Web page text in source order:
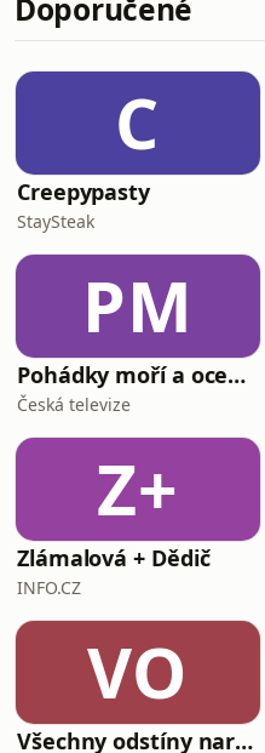
všechno – včetně
nemocného
po muže, který
ve stínu slavnějš
Doporučené
C
Creepypasty
StaySteak
PM
Pohádky moří a oceánů
Česká televize
Z+
Zlámalová + Dědič
INFO.CZ
VO
Všechny odstíny narcismu